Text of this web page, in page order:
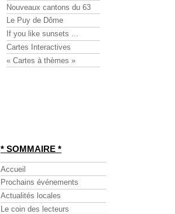
Nouveaux cantons du 63
Le Puy de Dôme
If you like sunsets ...
Cartes Interactives
« Cartes à thèmes »
* SOMMAIRE *
Accueil
Prochains événements
Actualités locales
Le coin des lecteurs